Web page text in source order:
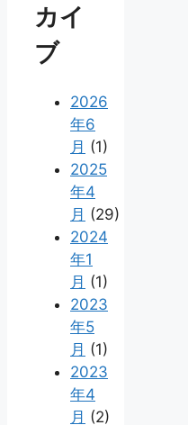
カイ
ブ
2026
年6
月 (1)
2025
年4
月 (29)
2024
年1
月 (1)
2023
年5
月 (1)
2023
年4
月 (2)